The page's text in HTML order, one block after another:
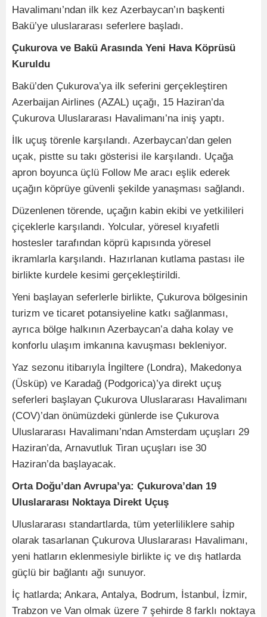
Havalimanı’ndan ilk kez Azerbaycan’ın başkenti
Bakü’ye uluslararası seferlere başladı.
Çukurova ve Bakü Arasında Yeni Hava Köprüsü
Kuruldu
Bakü’den Çukurova’ya ilk seferini gerçekleştiren
Azerbaijan Airlines (AZAL) uçağı, 15 Haziran’da
Çukurova Uluslararası Havalimanı’na iniş yaptı.
İlk uçuş törenle karşılandı. Azerbaycan’dan gelen
uçak, pistte su takı gösterisi ile karşılandı. Uçağa
apron boyunca üçlü Follow Me aracı eşlik ederek
uçağın köprüye güvenli şekilde yanaşması sağlandı.
Düzenlenen törende, uçağın kabin ekibi ve yetkilileri
çiçeklerle karşılandı. Yolcular, yöresel kıyafetli
hostesler tarafından köprü kapısında yöresel
ikramlarla karşılandı. Hazırlanan kutlama pastası ile
birlikte kurdele kesimi gerçekleştirildi.
Yeni başlayan seferlerle birlikte, Çukurova bölgesinin
turizm ve ticaret potansiyeline katkı sağlanması,
ayrıca bölge halkının Azerbaycan’a daha kolay ve
konforlu ulaşım imkanına kavuşması bekleniyor.
Yaz sezonu itibarıyla İngiltere (Londra), Makedonya
(Üsküp) ve Karadağ (Podgorica)’ya direkt uçuş
seferleri başlayan Çukurova Uluslararası Havalimanı
(COV)’dan önümüzdeki günlerde ise Çukurova
Uluslararası Havalimanı’ndan Amsterdam uçuşları 29
Haziran’da, Arnavutluk Tiran uçuşları ise 30
Haziran’da başlayacak.
Orta Doğu’dan Avrupa’ya: Çukurova’dan 19
Uluslararası Noktaya Direkt Uçuş
Uluslararası standartlarda, tüm yeterliliklere sahip
olarak tasarlanan Çukurova Uluslararası Havalimanı,
yeni hatların eklenmesiyle birlikte iç ve dış hatlarda
güçlü bir bağlantı ağı sunuyor.
İç hatlarda; Ankara, Antalya, Bodrum, İstanbul, İzmir,
Trabzon ve Van olmak üzere 7 şehirde 8 farklı noktaya